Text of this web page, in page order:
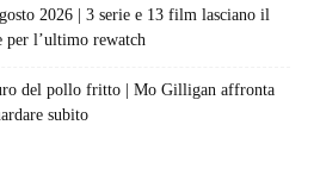
2026 | 3 serie e 13 film lasciano il
per l’ultimo rewatch
del pollo fritto | Mo Gilligan affronta
subito